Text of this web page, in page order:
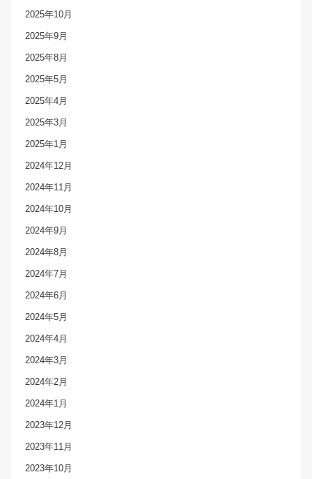
2025年10月
2025年9月
2025年8月
2025年5月
2025年4月
2025年3月
2025年1月
2024年12月
2024年11月
2024年10月
2024年9月
2024年8月
2024年7月
2024年6月
2024年5月
2024年4月
2024年3月
2024年2月
2024年1月
2023年12月
2023年11月
2023年10月